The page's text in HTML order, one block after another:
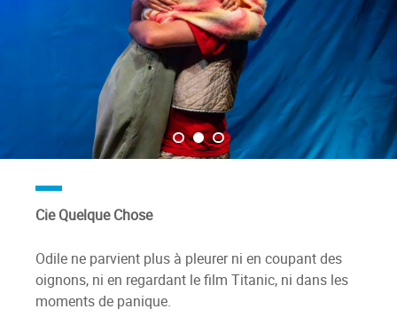
Cie Quelque Chose
Odile ne parvient plus à pleurer ni en coupant des
oignons, ni en regardant le film Titanic, ni dans les
moments de panique.